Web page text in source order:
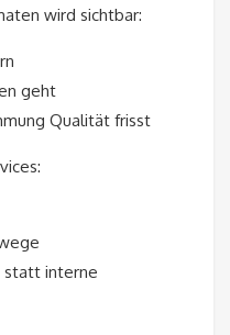
wird sichtbar:
geht
Qualität frisst
statt interne